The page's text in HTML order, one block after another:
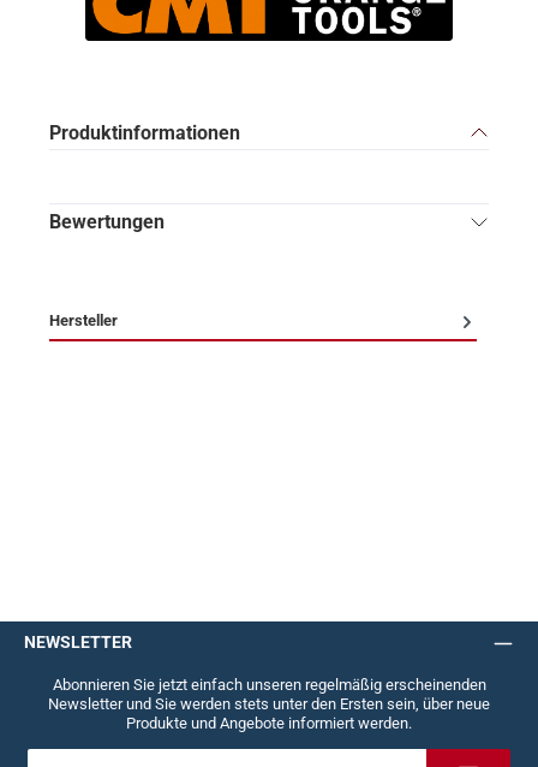
Produktinformationen
Bewertungen
Hersteller
NEWSLETTER
Abonnieren Sie jetzt einfach unseren regelmäßig erscheinenden
Newsletter und Sie werden stets unter den Ersten sein, über neue
Produkte und Angebote informiert werden.